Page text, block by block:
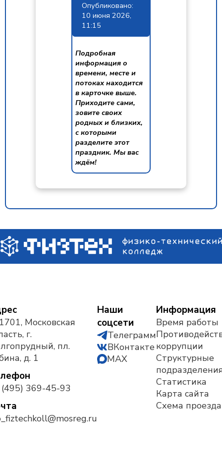
Опубликовано:
10 июня 2026,
11:15
Подробная
информация о
времени, месте и
потоках находится
в карточке выше.
Приходите сами,
зовите своих
родных и близких,
с которыми
разделите этот
праздник. Мы вас
ждём!
Московская
г.
пл.
д. 1
369-45-93
Наши
соцсети
Телеграмм
ВКонтакте
MAX
Информация
Время работы
коррупции
Структурные
Статистика
Карта сайта
Схема проезда